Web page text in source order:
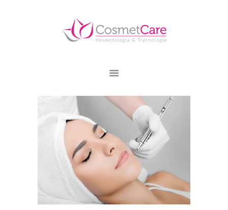
CosmetCare
PODARUNEK
PIĘKNA
TWÓJ PROBLEM
REGULAMIN
KONTAKT